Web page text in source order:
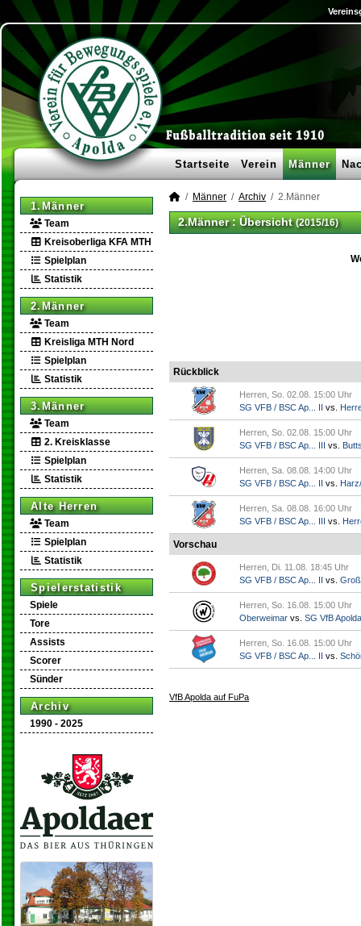
Startseite Verein Männer
1.Männer
Team
Kreisoberliga KFA MTH
Spielplan
Statistik
2.Männer
Team
Kreisliga MTH Nord
Spielplan
Statistik
3.Männer
Team
2. Kreisklasse
Spielplan
Statistik
Alte Herren
Team
Spielplan
Statistik
Spielerstatistik
Spiele
Tore
Assists
Scorer
Sünder
Archiv
1990 - 2025
Männer Archiv 2.Männer
2.Männer :Übersicht (2015/16)
Rückblick
Herren, So. 02.08. 15:00 Uhr
SG VFB / BSC Ap... II vs.
Herren, So. 02.08. 15:00 Uhr
SG VFB / BSC Ap... III vs.
Herren, Sa. 08.08. 14:00 Uhr
SG VFB / BSC Ap... II vs.
Herren, Sa. 08.08. 16:00 Uhr
SG VFB / BSC Ap... III vs.
Vorschau
Herren, Di. 11.08. 18:45 Uhr
SG VFB / BSC Ap... II vs.
Herren, So. 16.08. 15:00 Uhr
Oberweimar vs. SG VfB Apolda
Herren, So. 16.08. 15:00 Uhr
SG VFB / BSC Ap... II vs.
VfB Apolda auf FuPa